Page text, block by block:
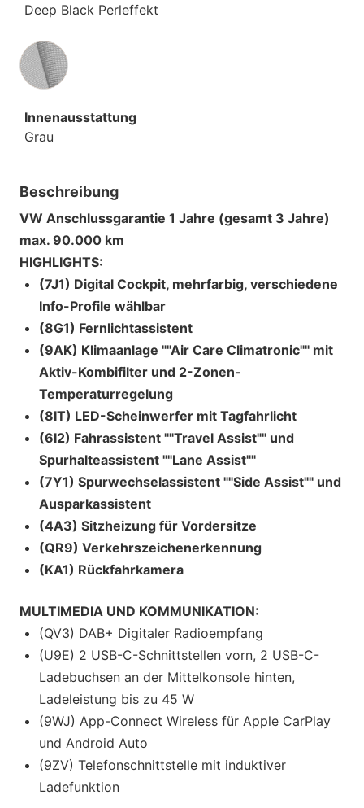
Deep Black Perleffekt
Innenausstattung
Innenausstattung
Grau
Beschreibung
VW Anschlussgarantie 1 Jahre (gesamt 3 Jahre)
max. 90.000 km
HIGHLIGHTS:
(7J1) Digital Cockpit, mehrfarbig, verschiedene
Info-Profile wählbar
(8G1) Fernlichtassistent
(9AK) Klimaanlage ""Air Care Climatronic"" mit
Aktiv-Kombifilter und 2-Zonen-
Temperaturregelung
(8IT) LED-Scheinwerfer mit Tagfahrlicht
(6I2) Fahrassistent ""Travel Assist"" und
Spurhalteassistent ""Lane Assist""
(7Y1) Spurwechselassistent ""Side Assist"" und
Ausparkassistent
(4A3) Sitzheizung für Vordersitze
(QR9) Verkehrszeichenerkennung
(KA1) Rückfahrkamera
MULTIMEDIA UND KOMMUNIKATION:
(QV3) DAB+ Digitaler Radioempfang
(U9E) 2 USB-C-Schnittstellen vorn, 2 USB-C-
Ladebuchsen an der Mittelkonsole hinten,
Ladeleistung bis zu 45 W
(9WJ) App-Connect Wireless für Apple CarPlay
und Android Auto
(9ZV) Telefonschnittstelle mit induktiver
Ladefunktion